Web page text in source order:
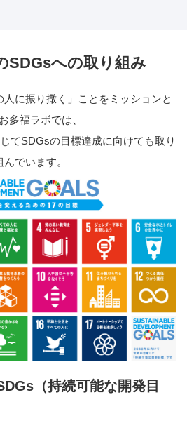
SDGsへの取り組み
人に振り撒く」ことをミッションと
多福ラボでは、
てSDGsの目標達成に向けても取り
んでいます。
（持続可能な開発目